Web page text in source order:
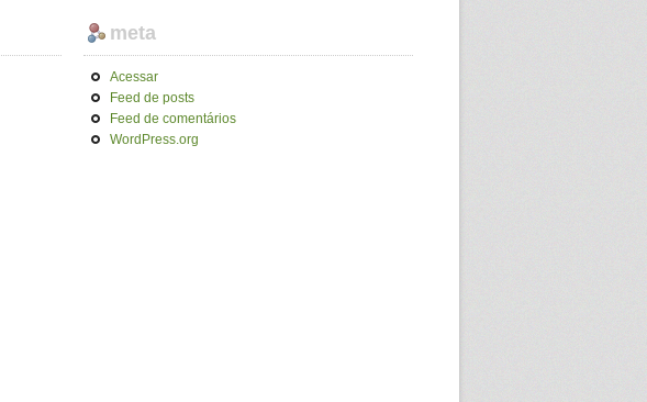
meta
Acessar
Feed de posts
Feed de comentários
WordPress.org